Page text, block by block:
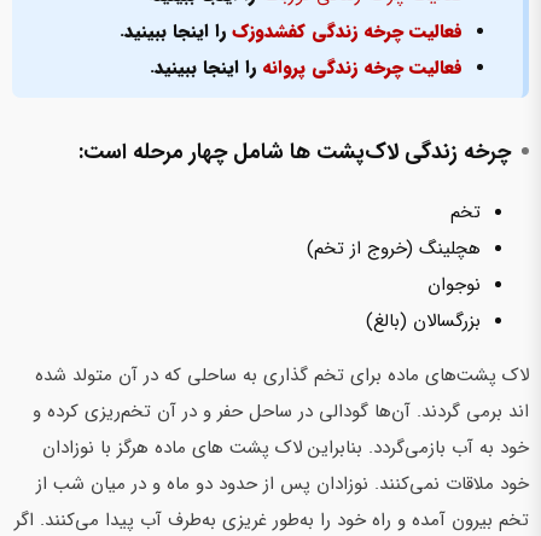
فعالیت چرخه زندگی کفشدوزک را اینجا ببینید.
فعالیت چرخه زندگی پروانه را اینجا ببینید.
چرخه زندگی لاک‌پشت ها شامل چهار مرحله است:
تخم
هچلینگ (خروج از تخم)
نوجوان
بزرگسالان (بالغ)
لاک پشت‌های ماده برای تخم گذاری به ساحلی که در آن متولد شده
اند برمی گردند. آن‌ها گودالی در ساحل حفر و در آن تخم‌ریزی کرده و
خود به آب بازمی‌گردد. بنابراین لاک پشت های ماده هرگز با نوزادان
خود ملاقات نمی‌کنند. نوزادان پس از حدود دو ماه و در میان شب از
تخم بیرون آمده و راه خود را به‌طور غریزی به‌طرف آب پیدا می‌کنند. اگر